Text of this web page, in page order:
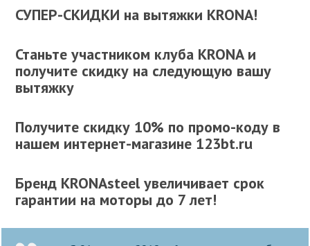
СУПЕР-СКИДКИ на вытяжки KRONA!
Станьте участником клуба KRONA и
получите скидку на следующую вашу
вытяжку
Получите скидку 10% по промо-коду в
нашем интернет-магазине 123bt.ru
Бренд KRONAsteel увеличивает срок
гарантии на моторы до 7 лет!